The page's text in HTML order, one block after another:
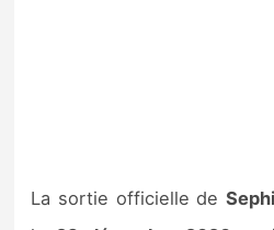
La sortie officielle de